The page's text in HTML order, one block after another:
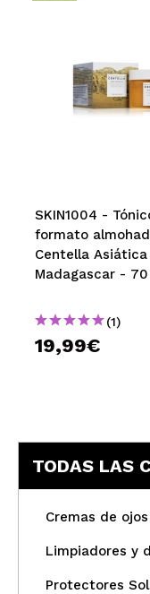
SKIN1004 -
formato
Centella Asiática
Madagascar -
(1)
19,99€
TODAS LAS
Cremas de
Limpiadores y
Protectores